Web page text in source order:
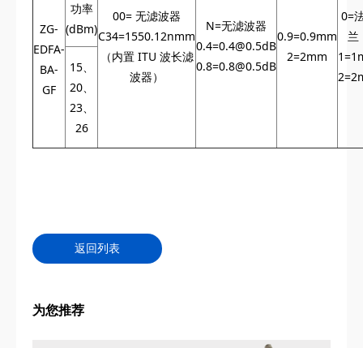
00= 无滤波器
C34=1550.12nmm
（内置 ITU 波长滤
波器）
N=无滤波器
0.4=0.4@0.5dB
0.8=0.8@0.5dB
0.9=0.9mm
2=2mm
0=
兰
ZG-
EDFA-
BA-
GF
功率
(dBm)
15、
20、
23、
26
返回列表
为您推荐